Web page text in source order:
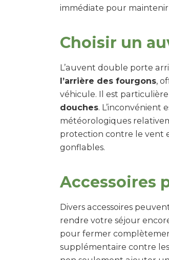
immédiate pour
Choisir un
L’auvent double porte
l’arrière des fourgons,
véhicule. Il est
douches. L’inconvénient
météorologiques
protection contre le vent
gonflables.
Accessoires
Divers accessoires
rendre votre séjour
pour fermer
supplémentaire contre